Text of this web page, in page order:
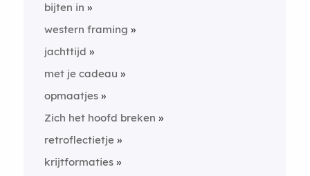
bijten in
western framing
jachttijd
met je cadeau
opmaatjes
Zich het hoofd breken
retroflectietje
krijtformaties